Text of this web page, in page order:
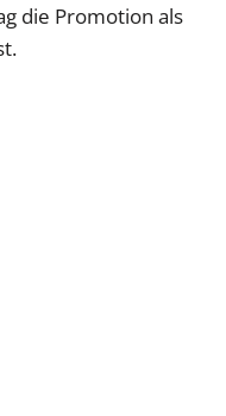
die Promotion als